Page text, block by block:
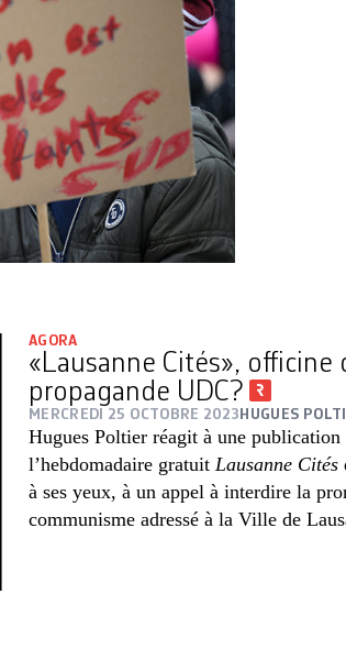
AGORA
«Lausanne Cités», officine
propagande UDC?
MERCREDI 25 OCTOBRE 2023 HUGUES
Hugues Poltier réagit à une publication
l’hebdomadaire gratuit Lausanne Cités
à ses yeux, à un appel à interdire la
communisme adressé à la Ville de